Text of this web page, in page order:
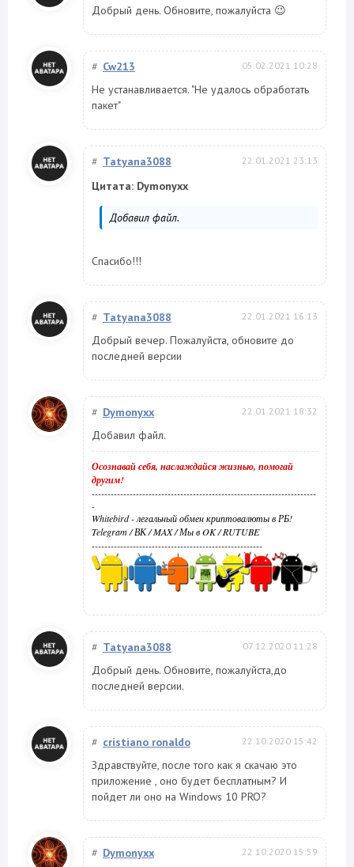
Добрый день. Обновите, пожалуйста 😉
# Cw213 05.02.2021 10:28
Не устанавливается. "Не удалось обработать
пакет"
# Tatyana3088 22.01.2021 23:13
Цитата: Dymonyxx
Добавил файл.
Спасибо!!!
# Tatyana3088 22.01.2021 16:13
Добрый вечер. Пожалуйста, обновите до
последней версии
# Dymonyxx 22.01.2021 18:32
Добавил файл.
Осознавай себя, наслаждайся жизнью, помогай
другим!
-----------------------------------------------------------------------
-
Whitebird - легальный обмен криптовалюты в РБ!
Telegram/ВК/MAX/Мы в OK/RUTUBE
------------------------------------------------------
# Tatyana3088 07.12.2020 11:28
Добрый день. Обновите, пожалуйста,до
последней версии.
# cristiano ronaldo 22.10.2020 15:42
Здравствуйте, после того как я скачаю это
приложение , оно будет бесплатным? И
пойдет ли оно на Windows 10 PRO?
# Dymonyxx 22.10.2020 15:59